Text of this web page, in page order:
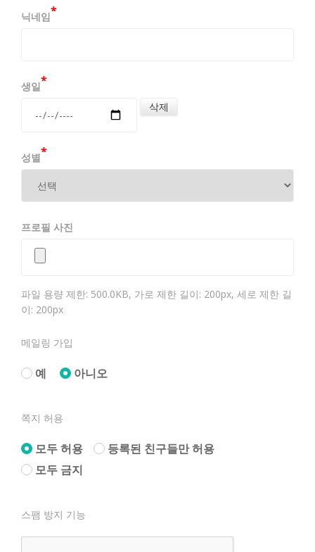
본 약관에서 사용하는 용어의 정의는 다음과 같습
하는 서비스를 받는 자.
2. 가입 : GRUPOADSTRA이 제공하는 신청서 양식
에 해당 정보를 기입하고, 본 약관에 동의하여 서비
3. 회원 : GRUPOADSTRA에 개인 정보를 제공하여
회원 등록을 한 자로서, GRUPOADSTRA이 제공하
4. 회원 ID : 이용고객의 식별과 이용자가 서비스 이
용을 위하여 이용자가 선정하고 당
GRUPOADSTRA이 부여하는 문자와 숫자의 조합을
말합니다.
5. 비밀번호 : 이용자가 등록회원과 동일인인지를
이용자 자신이 선정한 문자와 숫자의 조합.
6. 탈퇴 : 회원이 이용계약을 종료시키는 행위.
닉네임*
생일*
성별*
프로필 사진
파일 용량 제한: 500.0KB, 가로 제한 길이: 200px, 세로 제한 길
이: 200px
메일링 가입
예 아니오
쪽지 허용
모두 허용
등록된 친구들만 허용
모두 금지
스팸 방지 기능